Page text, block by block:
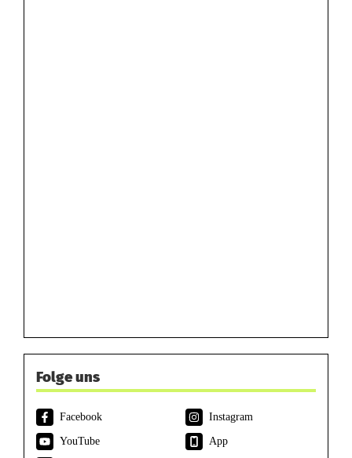
Folge uns
Facebook
Instagram
YouTube
App